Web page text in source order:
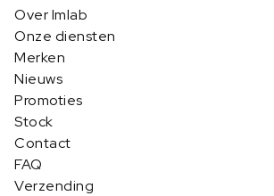
Over Imlab
Onze diensten
Merken
Nieuws
Promoties
Stock
Contact
FAQ
Verzending